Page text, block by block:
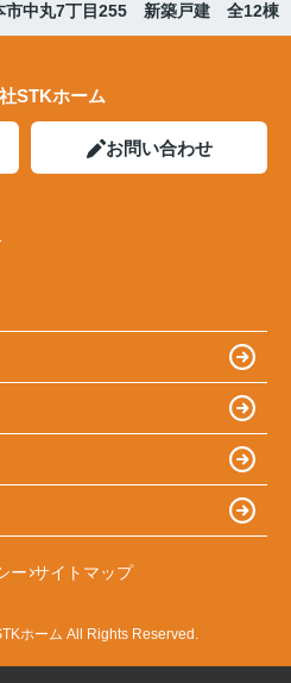
市中丸7丁目255 新築戸建 全12棟
STKホーム
お問い合わせ
ー サイトマップ
ホーム All Rights Reserved.